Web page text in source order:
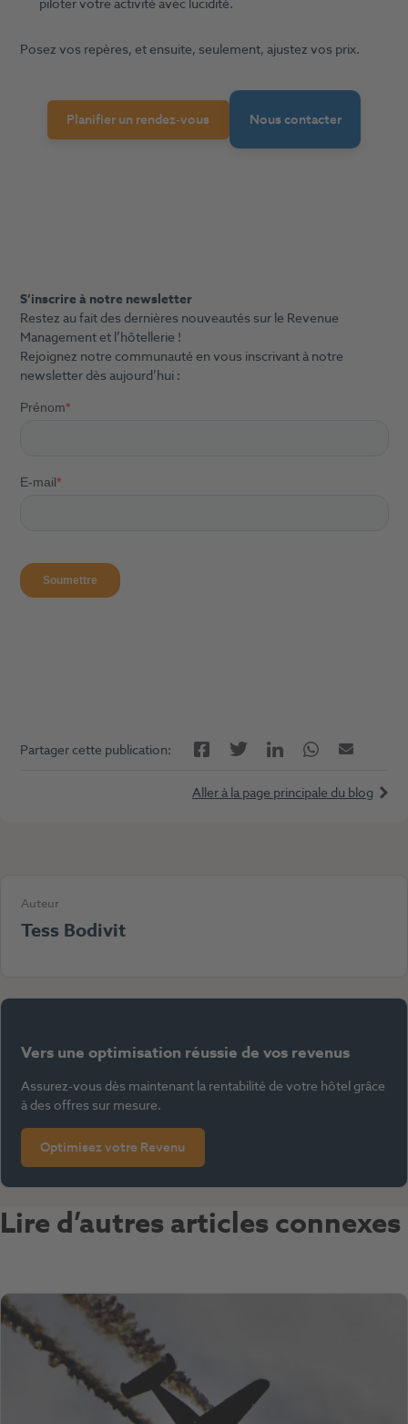
piloter votre activité avec lucidité.
Posez vos repères, et ensuite, seulement, ajustez vos prix.
Planifier un rendez-vous Nous contacter
S’inscrire à notre newsletter
Restez au fait des dernières nouveautés sur le Revenue
Management et l’hôtellerie !
Rejoignez notre communauté en vous inscrivant à notre
newsletter dès aujourd’hui :
Partager cette publication: FacebookTwitterLinkedInTwitterE-mail
Aller à la page principale du blog
Auteur
Tess Bodivit
Vers une optimisation réussie de vos revenus
Assurez-vous dès maintenant la rentabilité de votre hôtel grâce
à des offres sur mesure.
Optimisez votre Revenu
Lire d’autres articles connexes